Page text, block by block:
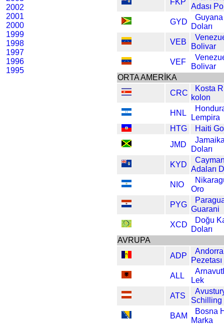
2002
2001
2000
1999
1998
1997
1996
1995
Adası
GYD
Guyana
Doları
VEB
Bolivar
VEF
Bolivar
ORTA AMERİKA
CRC
Kosta
kolon
HNL
Lempira
HTG
Haiti
JMD
Doları
KYD
Adaları
NIO
Oro
PYG
Guarani
XCD
Doğu
Doları
AVRUPA
ADP
Andorra
Pezetası
ALL
Lek
ATS
Schilling
BAM
Bosna
Marka